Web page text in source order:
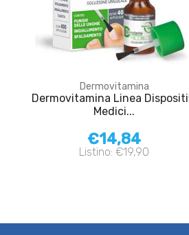
Dermovitamina
Dermovitamina Linea
Medici...
€14,84
Listino: €19,90